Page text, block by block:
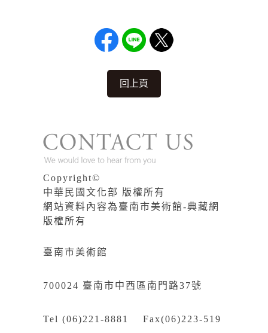
回上頁
Copyright©
中華民國文化部 版權所有
網站資料內容為臺南市美術館-典藏網
版權所有
臺南市美術館
700024 臺南市中西區南門路37號
Tel (06)221-8881 Fax(06)223-519